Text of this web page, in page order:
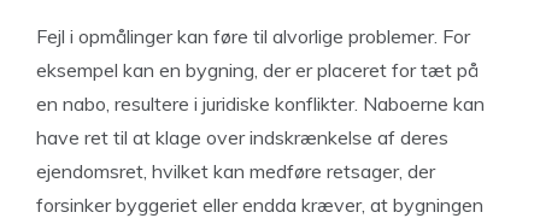
Fejl i opmålinger kan føre til alvorlige problemer. For
eksempel kan en bygning, der er placeret for tæt på
en nabo, resultere i juridiske konflikter. Naboerne kan
have ret til at klage over indskrænkelse af deres
ejendomsret, hvilket kan medføre retsager, der
forsinker byggeriet eller endda kræver, at bygningen